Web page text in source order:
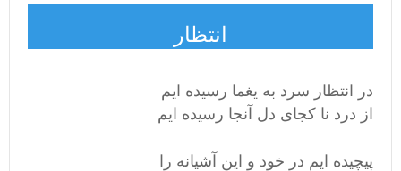
انتظار
در انتظار سرد به یغما رسیده ایم
از درد نا کجای دل آنجا رسیده ایم
پیچیده ایم در خود و این آشیانه را